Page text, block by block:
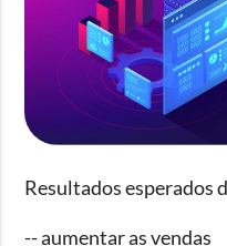
Resultados esperados
-- aumentar as vendas